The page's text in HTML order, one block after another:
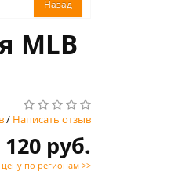
MLB
/ Написать отзыв
120 руб.
по регионам >>